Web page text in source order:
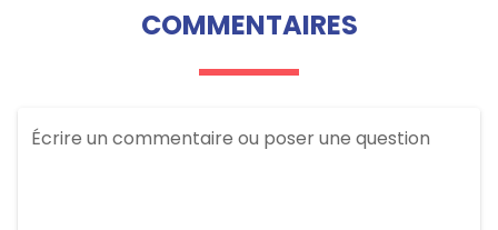
COMMENTAIRES
Écrire un commentaire ou poser une question